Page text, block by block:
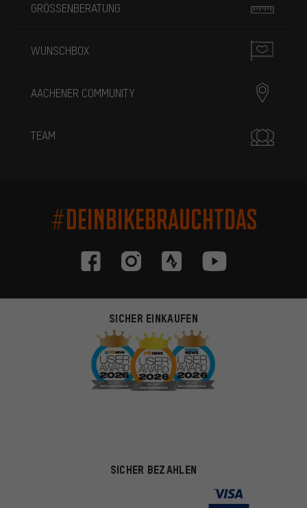
GRÖSSENBERATUNG
WUNSCHBOX
AACHENER COMMUNITY
TEAM
#DEINBIKEBRAUCHTDAS
SICHER EINKAUFEN
SICHER BEZAHLEN